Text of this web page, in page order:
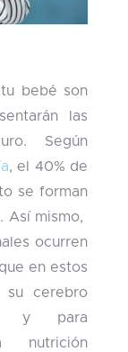
bebé son
las
Según
, el 40% de
se forman
Así mismo,
ocurren
en estos
su cerebro
y para
nutrición